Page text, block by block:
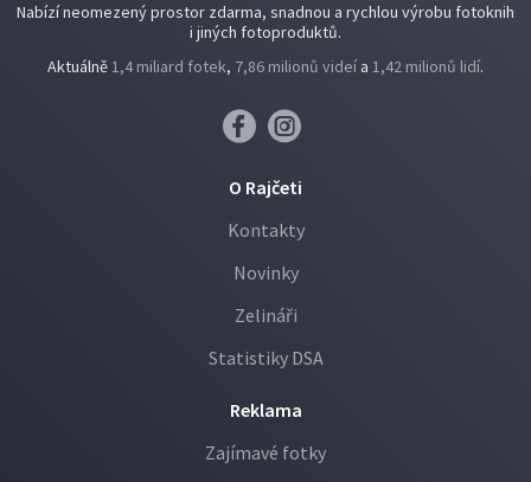
Nabízí neomezený prostor zdarma, snadnou a rychlou výrobu fotoknih
i jiných fotoproduktů.
Aktuálně1,4 miliard fotek, 7,86 milionů videí a 1,42 milionů lidí.
O Rajčeti
Kontakty
Novinky
Zelináři
Statistiky DSA
Reklama
Zajímavé fotky